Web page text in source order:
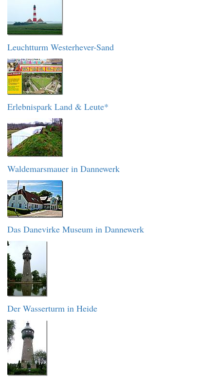
Leuchtturm Westerhever-Sand
Erlebnispark Land & Leute*
Waldemarsmauer in Dannewerk
Das Danevirke Museum in Dannewerk
Der Wasserturm in Heide